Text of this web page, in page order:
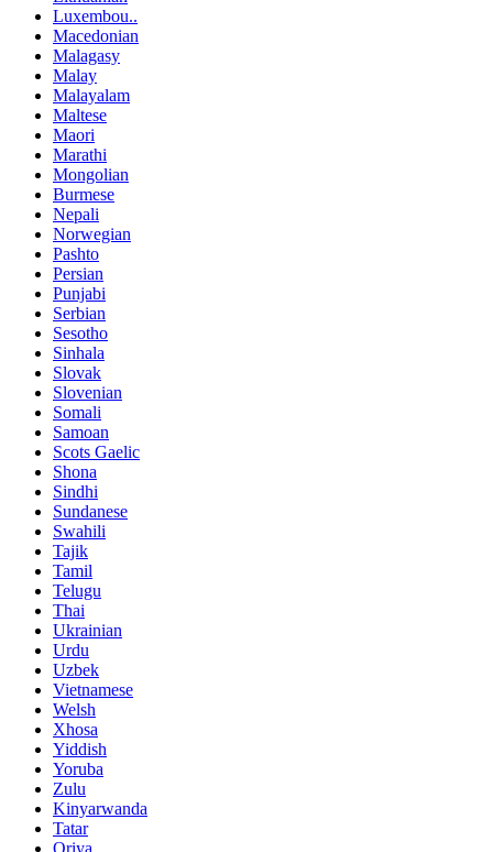
Luxembou..
Macedonian
Malagasy
Malay
Malayalam
Maltese
Maori
Marathi
Mongolian
Burmese
Nepali
Norwegian
Pashto
Persian
Punjabi
Serbian
Sesotho
Sinhala
Slovak
Slovenian
Somali
Samoan
Scots Gaelic
Shona
Sindhi
Sundanese
Swahili
Tajik
Tamil
Telugu
Thai
Ukrainian
Urdu
Uzbek
Vietnamese
Welsh
Xhosa
Yiddish
Yoruba
Zulu
Kinyarwanda
Tatar
Oriya